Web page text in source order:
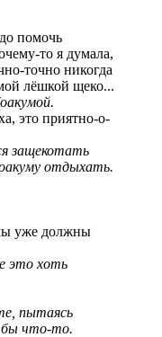
помочь
то я думала,
точно никогда
лёшкой щеко...
это приятно-о-
защекотать
отдыхать.
уже должны
это хоть
пытаясь
бы что-то.